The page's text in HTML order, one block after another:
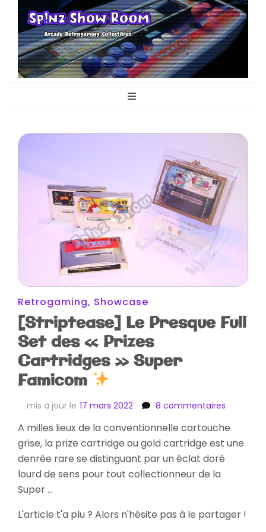
Sp!nz Show
Room
Retrogaming, Showcase
[Striptease] Le Presque Full
Set des « Prizes
Cartridges » Super
Famicom
mis à jour le 17 mars 2022 8 commentaires
Le
Presque
Super
A milles lieux de la conventionnelle cartouche
grise, la prize cartridge ou gold cartridge est une
denrée rare se distinguant par un éclat doré
lourd de sens pour tout collectionneur de la
Super …
L'article t'a plu ? Alors n'hésite pas à le partager !